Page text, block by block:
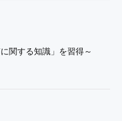
関する知識」を習得～